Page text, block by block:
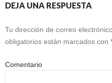
DEJA UNA RESPUESTA
Tu dirección de correo
obligatorios están marcados con
Comentario